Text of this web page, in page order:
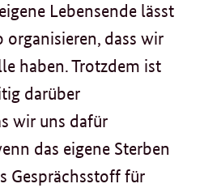
Lebensende lässt
dass wir
haben. Trotzdem ist
darüber
wir uns dafür
das eigene Sterben
Gesprächsstoff für